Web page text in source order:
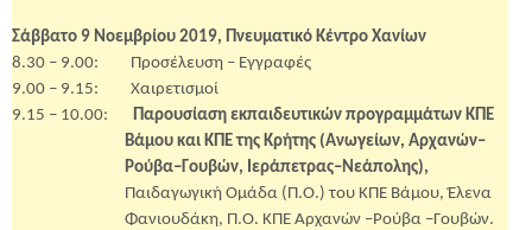
Σάββατο 9 Νοεμβρίου 2019, Πνευματικό Κέντρο Χανίων
8.30 – 9.00:
Προσέλευση – Εγγραφές
9.00 – 9.15:
Χαιρετισμοί
9.15 – 10.00:
Παρουσίαση εκπαιδευτικών προγραμμάτων ΚΠΕ
Βάμου και ΚΠΕ της Κρήτης (Ανωγείων, Αρχανών–
Ρούβα–Γουβών, Ιεράπετρας–Νεάπολης),
Παιδαγωγική Ομάδα (Π.Ο.) του ΚΠΕ Βάμου, Έλενα
Φανιουδάκη, Π.Ο. ΚΠΕ Αρχανών –Ρούβα –Γουβών.